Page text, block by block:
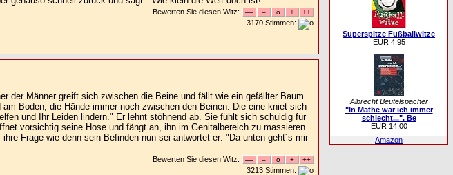
Bewerten Sie diesen Witz:
3170 Stimmen:
der Männer greift sich zwischen die Beine und fällt wie ein gefällter Baum
Boden, die Hände immer noch zwischen den Beinen. Die eine kniet sich
und Ihr Leiden lindern." Er lehnt stöhnend ab. Sie fühlt sich schuldig für
vorsichtig seine Hose und fängt an, ihn im Genitalbereich zu massieren.
Frage wie denn sein Befinden nun sei antwortet er: "Da unten geht´s mir
Bewerten Sie diesen Witz:
3213 Stimmen:
Superspitze Fußballwitze
EUR 4,95
Albrecht Beutelspacher
"In Mathe war ich immer
schlecht...". Be
EUR 14,00
Amazon